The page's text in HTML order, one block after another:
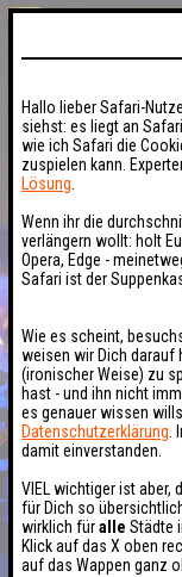
Hallo lieber Safari-
siehst: es liegt an
wie ich Safari die
zuspielen kann.
Lösung
Wenn ihr die
verlängern wollt: holt
Opera, Edge -
Safari ist der
Wie es scheint,
weisen wir Dich darauf
(ironischer Weise) zu
hast - und ihn nicht
es genauer wissen
Datenschutzerklärung
damit einverstanden.
VIEL wichtiger ist aber,
für Dich so
wirklich füralle Städte
Klick auf das X oben
auf das Wappen ganz